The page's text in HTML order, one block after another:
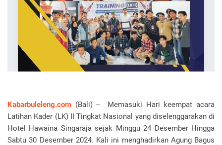
Kabarbuleleng.com (Bali) -- Memasuki Hari keempat acara
Latihan Kader (LK) II Tingkat Nasional yang diselenggarakan di
Hotel Hawaina Singaraja sejak Minggu 24 Desember Hingga
Sabtu 30 Desember 2024. Kali ini menghadirkan Agung Bagus